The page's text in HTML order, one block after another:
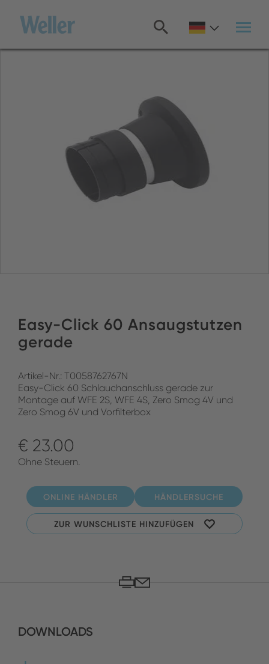
Hauptinhalt
Easy-Click 60 Ansaugstutzen
gerade
Artikel-Nr.: T0058762767N
Easy-Click 60 Schlauchanschluss gerade zur
Montage auf WFE 2S, WFE 4S, Zero Smog 4V und
Zero Smog 6V und Vorfilterbox
€ 23.00
Ohne Steuern.
ONLINE HÄNDLER HÄNDLERSUCHE
ZUR WUNSCHLISTE HINZUFÜGEN
DOWNLOADS